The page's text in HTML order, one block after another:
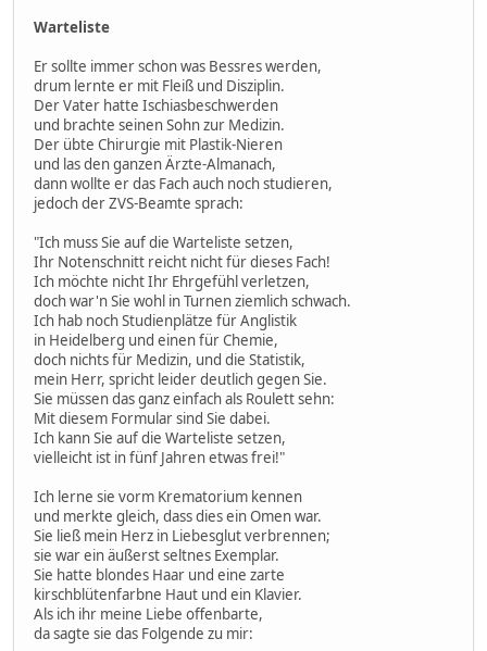
Warteliste
Er sollte immer schon was Bessres werden,
drum lernte er mit Fleiß und Disziplin.
Der Vater hatte Ischiasbeschwerden
und brachte seinen Sohn zur Medizin.
Der übte Chirurgie mit Plastik-Nieren
und las den ganzen Ärzte-Almanach,
dann wollte er das Fach auch noch studieren,
jedoch der ZVS-Beamte sprach:
"Ich muss Sie auf die Warteliste setzen,
Ihr Notenschnitt reicht nicht für dieses Fach!
Ich möchte nicht Ihr Ehrgefühl verletzen,
doch war'n Sie wohl in Turnen ziemlich schwach.
Ich hab noch Studienplätze für Anglistik
in Heidelberg und einen für Chemie,
doch nichts für Medizin, und die Statistik,
mein Herr, spricht leider deutlich gegen Sie.
Sie müssen das ganz einfach als Roulett sehn:
Mit diesem Formular sind Sie dabei.
Ich kann Sie auf die Warteliste setzen,
vielleicht ist in fünf Jahren etwas frei!"
Ich lerne sie vorm Krematorium kennen
und merkte gleich, dass dies ein Omen war.
Sie ließ mein Herz in Liebesglut verbrennen;
sie war ein äußerst seltnes Exemplar.
Sie hatte blondes Haar und eine zarte
kirschblütenfarbne Haut und ein Klavier.
Als ich ihr meine Liebe offenbarte,
da sagte sie das Folgende zu mir: